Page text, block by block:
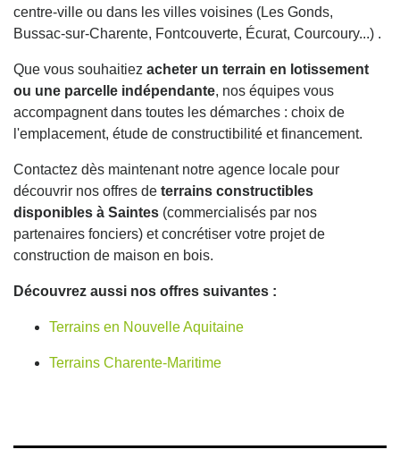
centre-ville ou dans les villes voisines (Les Gonds,
Bussac-sur-Charente, Fontcouverte, Écurat, Courcoury...) .
Que vous souhaitiez acheter un terrain en lotissement
ou une parcelle indépendante, nos équipes vous
accompagnent dans toutes les démarches : choix de
l'emplacement, étude de constructibilité et financement.
Contactez dès maintenant notre agence locale pour
découvrir nos offres de terrains constructibles
disponibles à Saintes (commercialisés par nos
partenaires fonciers) et concrétiser votre projet de
construction de maison en bois.
Découvrez aussi nos offres suivantes :
Terrains en Nouvelle Aquitaine
Terrains Charente-Maritime